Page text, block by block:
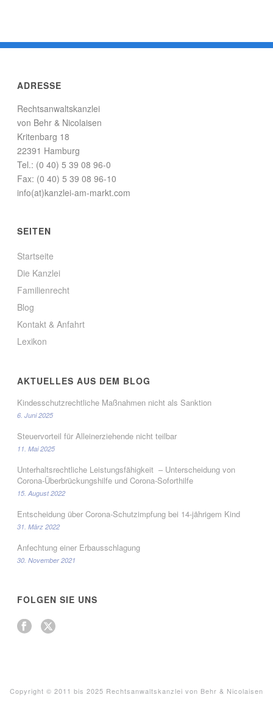
ADRESSE
Rechtsanwaltskanzlei
von Behr & Nicolaisen
Kritenbarg 18
22391 Hamburg
Tel.: (0 40) 5 39 08 96-0
Fax: (0 40) 5 39 08 96-10
info(at)kanzlei-am-markt.com
SEITEN
Startseite
Die Kanzlei
Familienrecht
Blog
Kontakt & Anfahrt
Lexikon
AKTUELLES AUS DEM BLOG
Kindesschutzrechtliche Maßnahmen nicht als Sanktion
6. Juni 2025
Steuervorteil für Alleinerziehende nicht teilbar
11. Mai 2025
Unterhaltsrechtliche Leistungsfähigkeit – Unterscheidung von
Corona-Überbrückungshilfe und Corona-Soforthilfe
15. August 2022
Entscheidung über Corona-Schutzimpfung bei 14-jährigem Kind
31. März 2022
Anfechtung einer Erbausschlagung
30. November 2021
FOLGEN SIE UNS
Copyright © 2011 bis 2025 Rechtsanwaltskanzlei von Behr & Nicolaisen